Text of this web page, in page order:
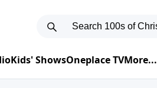
Kids' ShowsOneplace TVMore...